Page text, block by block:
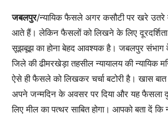
जबलपुर/न्यायिक फैसले अगर कसौटी पर खरे उतरे
आते हैं। लेकिन फैसलों को लिखने के लिए दूरदर्शिता
सूझबूझ का होना बेहद आवश्यक है। जबलपुर
जिले की ढीमरखेड़ा तहसील न्यायालय की न्यायिक
ऐसे ही फैसले को लिखकर चर्चा बटोरी है। खास
अपने जन्मदिन के अवसर पर दिया और यह फैसला
लिए मील का पत्थर साबित होगा। आपको बता दें कि